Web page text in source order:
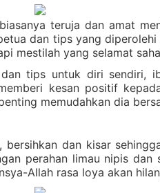
teruja dan amat
dan tips yang
mestilah yang selamat
dan tips untuk diri sendiri,
kesan positif
memudahkan dia
bersihkan dan kisar
perahan limau nipis dan
Allah rasa loya akan